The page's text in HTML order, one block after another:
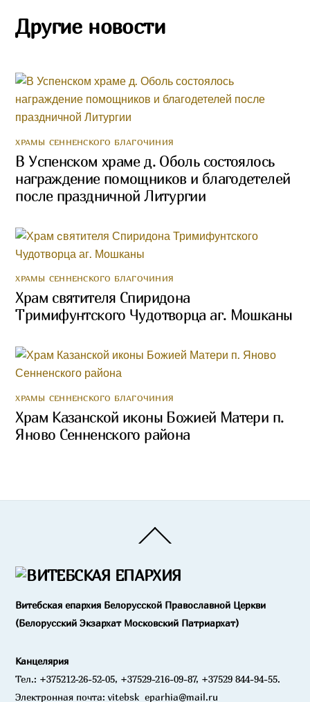
Другие новости
ХРАМЫ СЕННЕНСКОГО БЛАГОЧИНИЯ
В Успенском храме д. Оболь состоялось
награждение помощников и благодетелей
после праздничной Литургии
ХРАМЫ СЕННЕНСКОГО БЛАГОЧИНИЯ
Храм cвятителя Спиридона
Тримифунтского Чудотворца аг. Мошканы
ХРАМЫ СЕННЕНСКОГО БЛАГОЧИНИЯ
Храм Казанской иконы Божией Матери п.
Яново Сенненского района
To
Витебская епархия Белорусской Православной Церкви
(Белорусский Экзархат Московский Патриархат)
Канцелярия
Тел.: +375212-26-52-05, +37529-216-09-87, +37529 844-94-55.
Электронная почта: vitebsk_eparhia@mail.ru